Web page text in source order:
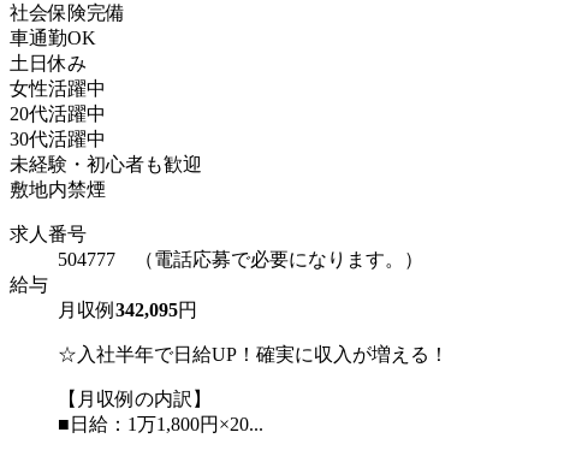
社会保険完備
車通勤OK
土日休み
女性活躍中
20代活躍中
30代活躍中
未経験・初心者も歓迎
敷地内禁煙
求人番号
504777 （電話応募で必要になります。）
給与
月収例 342,095円
☆入社半年で日給UP！確実に収入が増える！
【月収例の内訳】
■日給：1万1,800円×20...